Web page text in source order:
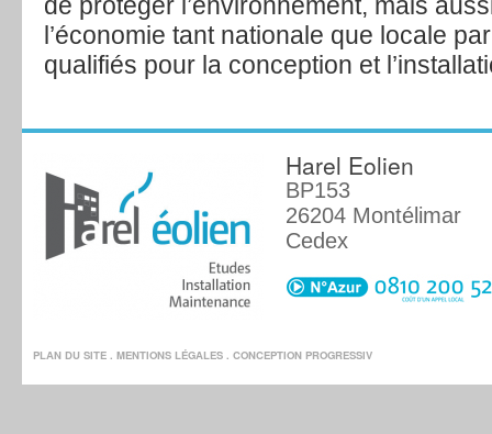
de protéger l’environnement, mais
l’économie tant nationale que locale
qualifiés pour la conception et
Harel Eolien
BP153
26204 Montélimar
Cedex
PLAN DU SITE. MENTIONS LÉGALES. CONCEPTION PROGRESSIV